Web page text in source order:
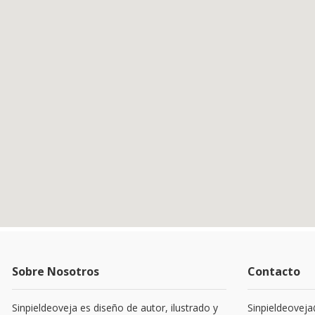
Sobre Nosotros
Sinpieldeoveja es diseño de autor, ilustrado y
Contacto